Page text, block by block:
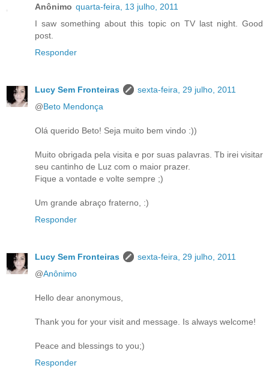
Anônimo quarta-feira, 13 julho, 2011
I saw something about this topic on TV last night. Good
post.
Responder
Lucy Sem Fronteiras
sexta-feira, 29 julho, 2011
@Beto Mendonça
Olá querido Beto! Seja muito bem vindo :))
Muito obrigada pela visita e por suas palavras. Tb irei visitar
seu cantinho de Luz com o maior prazer.
Fique a vontade e volte sempre ;)
Um grande abraço fraterno, :)
Responder
Lucy Sem Fronteiras
sexta-feira, 29 julho, 2011
@Anônimo
Hello dear anonymous,
Thank you for your visit and message. Is always welcome!
Peace and blessings to you;)
Responder